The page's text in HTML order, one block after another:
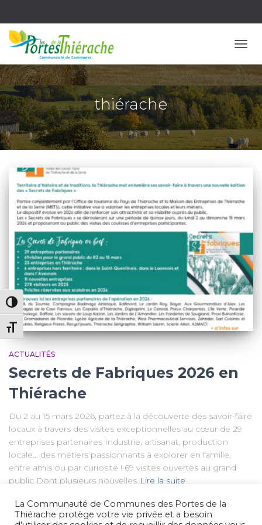
PASSER EN CONTRASTE ÉLEVÉ
CHANGER LA TAILLE DE LA POLICE
thiérache
ACTUALITÉS
Secrets de Fabriques 2026 en
Thiérache
Du 2 au 15 mars 2026, partez à la découverte des savoir-faire
locaux à travers des visites exceptionnelles au cœur de 29
entreprises partenaires Industrie, artisanat, production
locale… des métiers passionnants à explorer en famille,
entre amis ou par curiosité ! 69 visites ouvertes au grand
public Dont plusieurs nouvelles Lire la suite
La Communauté de Communes des Portes de la
Thiérache protège votre vie privée et a besoin